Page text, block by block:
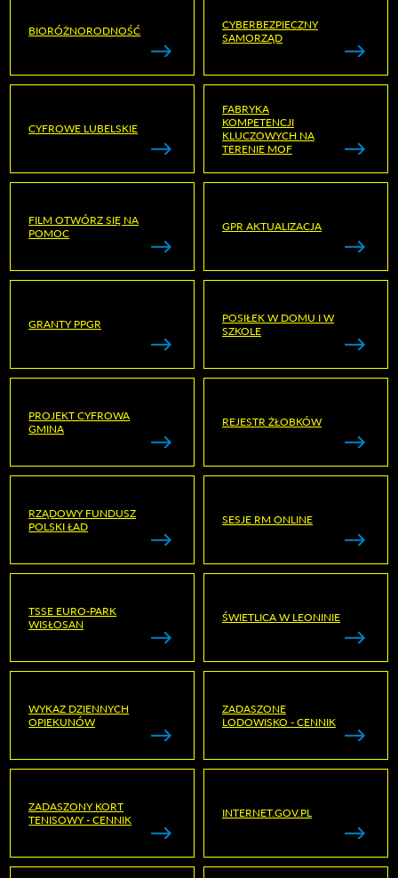
BIORÓŻNORODNOŚĆ
CYBERBEZPIECZNY
SAMORZĄD
CYFROWE LUBELSKIE
FABRYKA
KOMPETENCJI
KLUCZOWYCH NA
TERENIE MOF
FILM OTWÓRZ SIĘ NA
POMOC
GPR AKTUALIZACJA
GRANTY PPGR
POSIŁEK W DOMU I W
SZKOLE
PROJEKT CYFROWA
GMINA
REJESTR ŻŁOBKÓW
RZĄDOWY FUNDUSZ
POLSKI ŁAD
SESJE RM ONLINE
TSSE EURO-PARK
WISŁOSAN
ŚWIETLICA W LEONINIE
WYKAZ DZIENNYCH
OPIEKUNÓW
ZADASZONE
LODOWISKO - CENNIK
ZADASZONY KORT
TENISOWY - CENNIK
INTERNET.GOV.PL